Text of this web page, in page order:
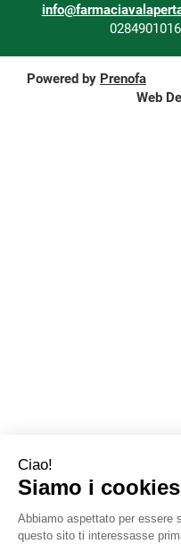
Powered by Prenofa
Web